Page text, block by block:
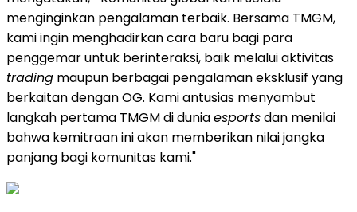
menginginkan pengalaman terbaik. Bersama TMGM,
kami ingin menghadirkan cara baru bagi para
penggemar untuk berinteraksi, baik melalui aktivitas
trading maupun berbagai pengalaman eksklusif yang
berkaitan dengan OG. Kami antusias menyambut
langkah pertama TMGM di duniaesportsdan menilai
bahwa kemitraan ini akan memberikan nilai jangka
panjang bagi komunitas kami."